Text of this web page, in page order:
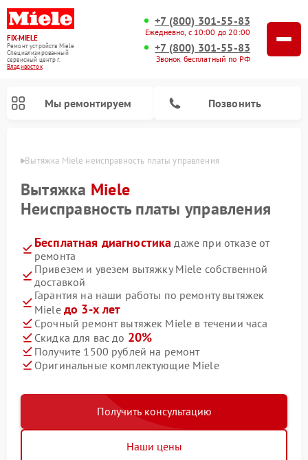
FIX-MIELE
Ремонт устройств Miele
Специализированный
cервисный центр г.
Владивосток
+7 (800) 301-55-83
Ежедневно, с 10:00 до 20:00
+7 (800) 301-55-83
Звонок бесплатный по РФ
Мы ремонтируем Позвонить
Вытяжка Miele неисправность платы управления
Вытяжка Miele
Неисправность платы управления
Бесплатная диагностика даже при отказе от
ремонта
Привезем и увезем вытяжку Miele собственной
доставкой
Гарантия на наши работы по ремонту вытяжек
Miele до 3-х лет
Срочный ремонт вытяжек Miele в течении часа
Скидка для вас до 20%
Получите 1500 рублей на ремонт
Оригинальные комплектующие Miele
Получить консультацию
Наши цены